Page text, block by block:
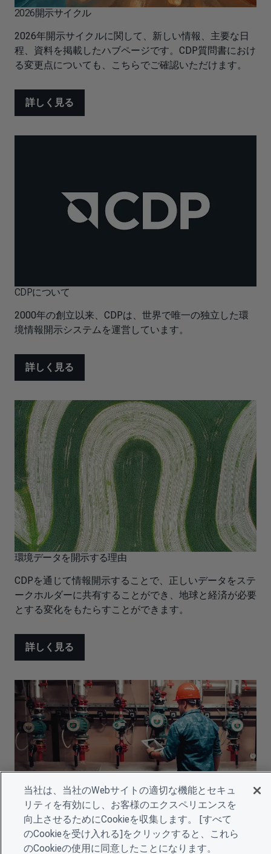
2026開示サイクル
2026年開示サイクルに関して、新しい情報、主要な日
程、資料を掲載したハブページです。CDP質問書におけ
る変更点についても、こちらでご確認いただけます。
詳しく見る
CDPについて
2000年の創立以来、CDPは、世界で唯一の独立した環
境情報開示システムを運営しています。
詳しく見る
環境データを開示する理由
CDPを通じて情報開示することで、正しいデータをステ
ークホルダーに共有することができ、地球と経済が必要
とする変化をもたらすことができます。
詳しく見る
開示基準やフレームワークとの整合
当社は、当社のWebサイトの適切な機能とセキュ
リティを有効にし、お客様のエクスペリエンスを
向上させるためにCookieを収集します。 [すべて
のCookieを受け入れる]をクリックすると、これら
のCookieの使用に同意したことになります。